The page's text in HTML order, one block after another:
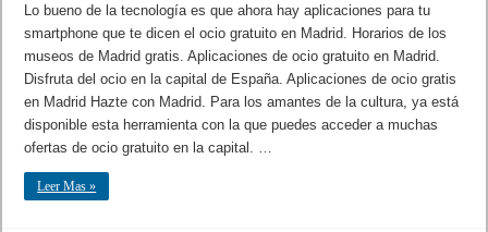
Lo bueno de la tecnología es que ahora hay aplicaciones para tu
smartphone que te dicen el ocio gratuito en Madrid. Horarios de los
museos de Madrid gratis. Aplicaciones de ocio gratuito en Madrid.
Disfruta del ocio en la capital de España. Aplicaciones de ocio gratis
en Madrid Hazte con Madrid. Para los amantes de la cultura, ya está
disponible esta herramienta con la que puedes acceder a muchas
ofertas de ocio gratuito en la capital. …
Leer Mas »